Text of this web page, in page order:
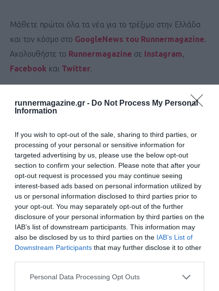
runnermagazine.gr - Do Not Process My Personal
Information
If you wish to opt-out of the sale, sharing to third parties, or
processing of your personal or sensitive information for
targeted advertising by us, please use the below opt-out
section to confirm your selection. Please note that after your
opt-out request is processed you may continue seeing
interest-based ads based on personal information utilized by
us or personal information disclosed to third parties prior to
your opt-out. You may separately opt-out of the further
disclosure of your personal information by third parties on the
IAB’s list of downstream participants. This information may
also be disclosed by us to third parties on the IAB’s List of
Downstream Participants that may further disclose it to other
Personal Data Processing Opt Outs
Μάθετε πρώτοι όλα τα νέα για το τρέξιμο στην Ελλάδα
και τον κόσμο στο GoogleNews του Runnermagazine.
Ακολουθήστε το Runnermagazine σε Instagram,
Facebook και Twitter.